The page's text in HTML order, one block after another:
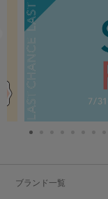
ブランド一覧